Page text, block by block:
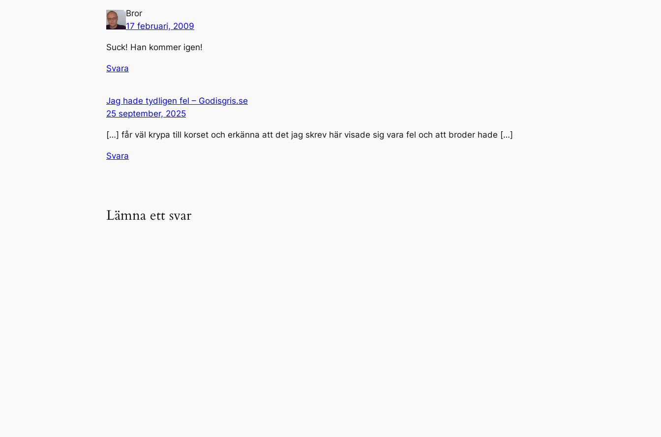
Bror
17 februari, 2009
Suck! Han kommer igen!
Svara
Jag hade tydligen fel – Godisgris.se
25 september, 2025
[…] får väl krypa till korset och erkänna att det jag skrev här visade sig vara fel och att broder hade […]
Svara
Lämna ett svar